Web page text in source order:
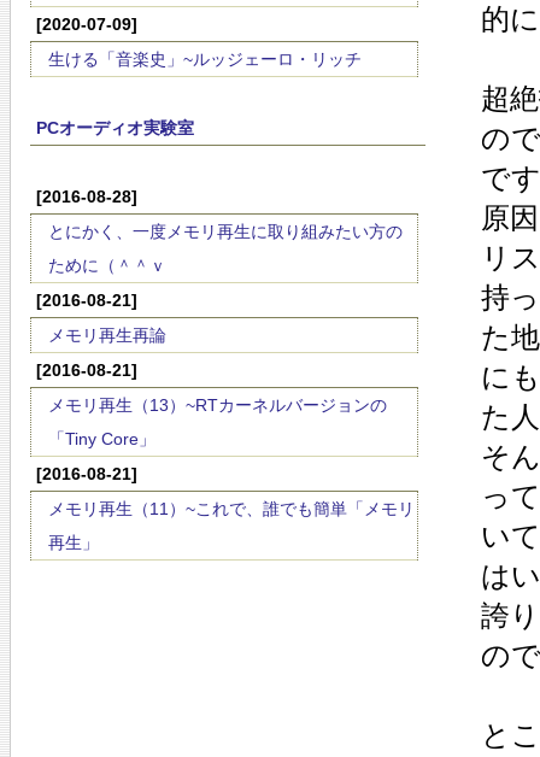
[2020-07-09]
生ける「音楽史」~ルッジェーロ・リッチ
PCオーディオ実験室
[2016-08-28]
とにかく、一度メモリ再生に取り組みたい方の
ために（＾＾ｖ
[2016-08-21]
メモリ再生再論
[2016-08-21]
メモリ再生（13）~RTカーネルバージョンの
「Tiny Core」
[2016-08-21]
メモリ再生（11）~これで、誰でも簡単「メモリ
再生」
的
超
の
で
原
リ
持
た
に
た
そ
っ
い
は
誇
の
と